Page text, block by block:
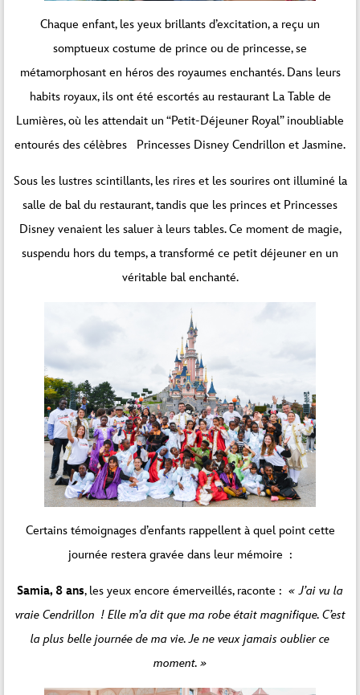
Chaque enfant, les yeux brillants d’excitation, a reçu un
somptueux costume de prince ou de princesse, se
métamorphosant en héros des royaumes enchantés. Dans leurs
habits royaux, ils ont été escortés au restaurant La Table de
Lumières, où les attendait un “Petit-Déjeuner Royal” inoubliable
entourés des célèbres Princesses Disney Cendrillon et Jasmine.
Sous les lustres scintillants, les rires et les sourires ont illuminé la
salle de bal du restaurant, tandis que les princes et Princesses
Disney venaient les saluer à leurs tables. Ce moment de magie,
suspendu hors du temps, a transformé ce petit déjeuner en un
véritable bal enchanté.
Certains témoignages d’enfants rappellent à quel point cette
journée restera gravée dans leur mémoire :
Samia, 8 ans, les yeux encore émerveillés, raconte : « J’ai vu la
vraie Cendrillon ! Elle m’a dit que ma robe était magnifique. C’est
la plus belle journée de ma vie. Je ne veux jamais oublier ce
moment. »